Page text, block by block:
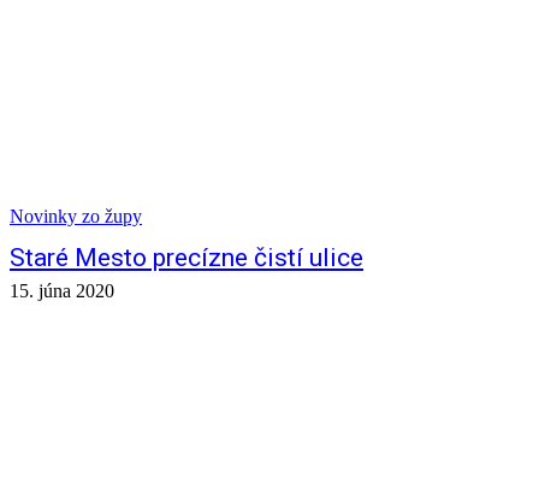
Novinky zo župy
Staré Mesto precízne čistí ulice
15. júna 2020